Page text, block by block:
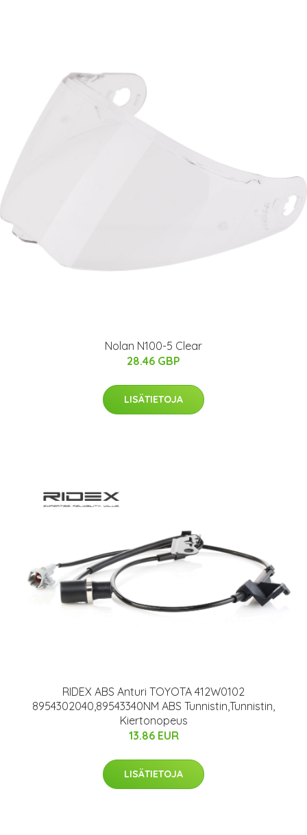
Nolan N100-5 Clear
28.46 GBP
LISÄTIETOJA
RIDEX ABS Anturi TOYOTA 412W0102
8954302040,89543340NM ABS Tunnistin,Tunnistin,
Kiertonopeus
13.86 EUR
LISÄTIETOJA